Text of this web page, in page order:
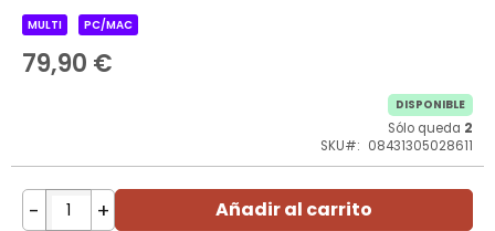
de
imágenes
MULTI PC/MAC
79,90 €
DISPONIBLE
Sólo queda 2
SKU
08431305028611
- + Añadir al carrito